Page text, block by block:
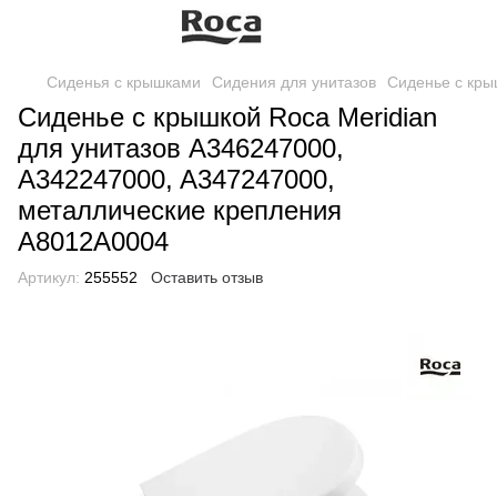
Сиденья с крышками Сидения для унитазов Сиденье с
Сиденье с крышкой Roca Meridian
для унитазов A346247000,
A342247000, A347247000,
металлические крепления
A8012A0004
Артикул: 255552 Оставить отзыв